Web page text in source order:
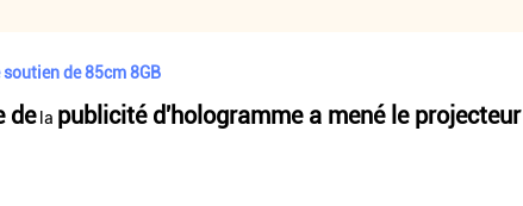
de 85cm 8GB
dela publicité d'hologrammea mené le